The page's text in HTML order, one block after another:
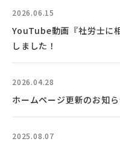
2026.06.15
YouTube動画『社労士に
しました！
2026.04.28
ホームページ更新のお知
2025.08.07